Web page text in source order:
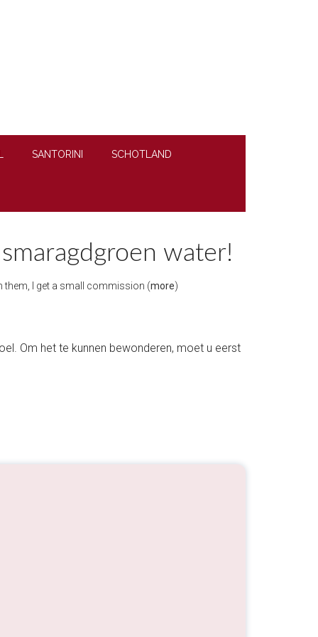
SANTORINI SCHOTLAND
water!
them, I get a small commission (more)
Om het te kunnen bewonderen, moet u eerst